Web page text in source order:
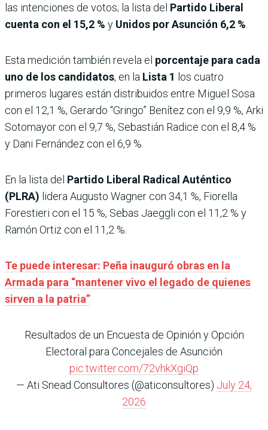
las intenciones de votos; la lista del Partido Liberal
cuenta con el 15,2 % y Unidos por Asunción 6,2 %
Esta medición también revela el porcentaje para cada
uno de los candidatos, en la Lista 1 los cuatro
primeros lugares están distribuidos entre Miguel Sosa
con el 12,1 %, Gerardo “Gringo” Benítez con el 9,9 %, Arki
Sotomayor con el 9,7 %, Sebastián Radice con el 8,4 %
y Dani Fernández con el 6,9 %.
En la lista del Partido Liberal Radical Auténtico
(PLRA) lidera Augusto Wagner con 34,1 %, Fiorella
Forestieri con el 15 %, Sebas Jaeggli con el 11,2 % y
Ramón Ortiz con el 11,2 %.
Te puede interesar: Peña inauguró obras en la
Armada para “mantener vivo el legado de quienes
sirven a la patria”
Resultados de un Encuesta de Opinión y Opción
Electoral para Concejales de Asunción
pic.twitter.com/72vhkXgiQp
— Ati Snead Consultores (@aticonsultores) July 24,
2026